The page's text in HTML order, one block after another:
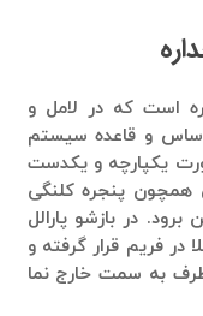
است که در لامل و
اساس و قاعده سیستم
یکپارچه و یکدست
همچون پنجره کلنگی
در بازشو پارالل
در فریم قرار گرفته و
طرف به سمت خارج نما